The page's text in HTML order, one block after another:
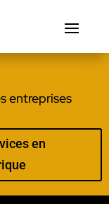
entreprises
en